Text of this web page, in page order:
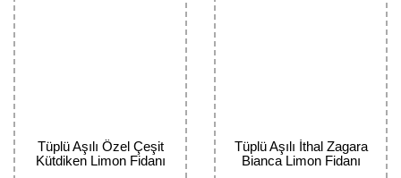
Tüplü Aşılı Özel Çeşit
Kütdiken Limon Fidanı
Tüplü Aşılı İthal Zagara
Bianca Limon Fidanı